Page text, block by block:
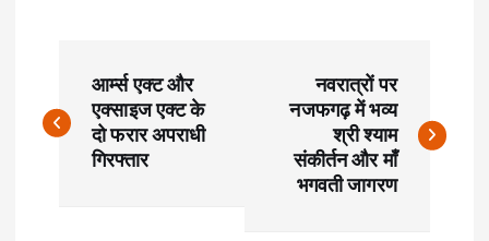
o
आर्म्स एक्ट और
एक्साइज एक्ट के
दो फरार अपराधी
गिरफ्तार
नवरात्रों पर
नजफगढ़ में भव्य
श्री श्याम
संकीर्तन और माँ
भगवती जागरण